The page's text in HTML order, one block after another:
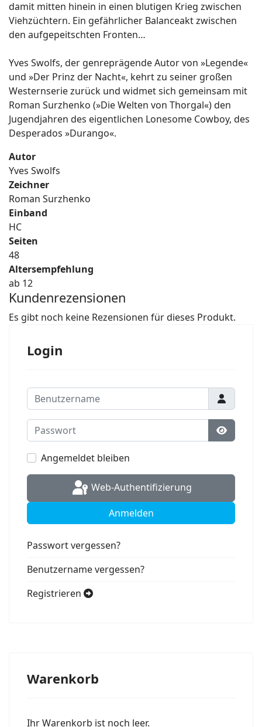
damit mitten hinein in einen blutigen Krieg zwischen
Viehzüchtern. Ein gefährlicher Balanceakt zwischen
den aufgepeitschten Fronten…
Yves Swolfs, der genreprägende Autor von »Legende«
und »Der Prinz der Nacht«, kehrt zu seiner großen
Westernserie zurück und widmet sich gemeinsam mit
Roman Surzhenko (»Die Welten von Thorgal«) den
Jugendjahren des eigentlichen Lonesome Cowboy, des
Desperados »Durango«.
Autor
Yves Swolfs
Zeichner
Roman Surzhenko
Einband
HC
Seiten
48
Altersempfehlung
ab 12
Kundenrezensionen
Es gibt noch keine Rezensionen für dieses Produkt.
Login
Benutzername
Passwort
Angemeldet bleiben
Web-Authentifizierung
Anmelden
Passwort vergessen?
Benutzername vergessen?
Registrieren
Warenkorb
Ihr Warenkorb ist noch leer.